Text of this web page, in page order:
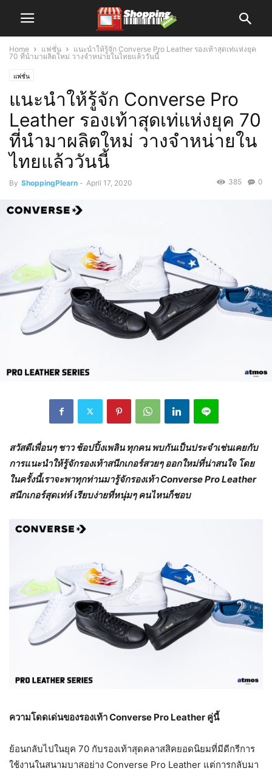
Home แฟชั่น
แนะนำให้รู้จัก Converse Pro Leather รองเท้าสุดเท่แห่งยุค
70 ที่นำมาผลิตใหม่ วางจำหน่ายในไทยแล้ววันนี้
แฟชั่น
แนะนำให้รู้จัก Converse Pro
Leather รองเท้าสุดเท่แห่งยุค 70
ที่นำมาผลิตใหม่ วางจำหน่ายใน
ไทยแล้ววันนี้
By ShoppingPlearn - April 17, 2020 0
385
สวัสดีเพื่อนๆ ชาว ช้อปปิ้งเพลิน ทุกคน พบกันเป็นประจำเช่นเคยกับ
การแนะนำให้รู้จักรองเท้าสนีกเกอร์สวยๆ ออกใหม่ที่น่าสนใจ โดย
ในครั้งนี้เราจะพาทุกท่านมารู้จักรองเท้า Converse Pro Leather
สนีกเกอร์สุดเท่ห์ เรียบง่ายที่หนุ่มๆ คนไหนก็ชอบ
ความโดดเด่นของรองเท้า Converse Pro Leather คู่นี้
ย้อนกลับไปในยุค 70 กับรองเท้าสุดคลาสสิคยอดนิยมที่มีดีกรีการ
ใช้งานในสนามบาสอย่าง Converse Pro Leather แต่การกลับมา